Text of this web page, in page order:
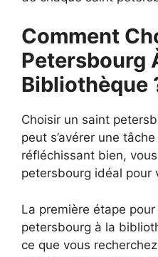
Comment
Petersbourg
Bibliothèque
Choisir un saint
peut s’avérer une
réfléchissant bien,
petersbourg idéal pour
La première étape
petersbourg à la
ce que vous